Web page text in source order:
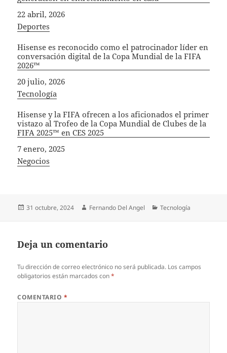
Fecha
22 abril, 2026
In relation to
Deportes
Hisense es reconocido como el patrocinador líder en
conversación digital de la Copa Mundial de la FIFA
2026™
Fecha
20 julio, 2026
In relation to
Tecnología
Hisense y la FIFA ofrecen a los aficionados el primer
vistazo al Trofeo de la Copa Mundial de Clubes de la
FIFA 2025™ en CES 2025
Fecha
7 enero, 2025
In relation to
Negocios
Publicado
31 octubre, 2024 Autor
Fernando Del Angel Categorías
Tecnología
Deja un comentario
Tu dirección de correo electrónico no será publicada. Los campos
obligatorios están marcados con*
COMENTARIO *